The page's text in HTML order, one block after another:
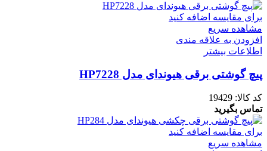
برای مقایسه اضافه کنید
مشاهده سریع
افزودن به علاقه مندی
اطلاعات بیشتر
پیچ گوشتی برقی هیوندای مدل HP7228
کد کالا: 19429
تماس بگیرید
برای مقایسه اضافه کنید
مشاهده سریع